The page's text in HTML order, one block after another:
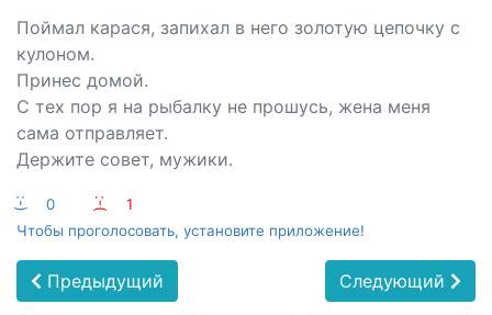
Поймал карася, запихал в него золотую цепочку с
кулоном.
Принес домой.
С тех пор я на рыбалку не прошусь, жена меня
сама отправляет.
Держите совет, мужики.
:-) 0 :-(
1
Чтобы проголосовать, установите приложение!
Предыдущий Следующий